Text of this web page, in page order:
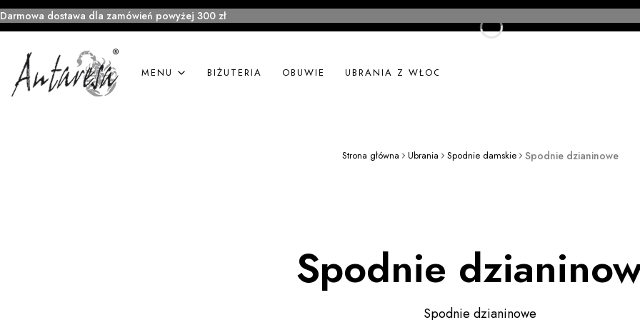
Darmowa dostawa dla zamówień powyżej 300 zł
MENU BIŻUTERIA OBUWIE UBRANIA Z WŁOCH
Strona główna Ubrania Spodnie damskie Spodnie dzianinowe
Spodnie
Spodnie dzianinowe